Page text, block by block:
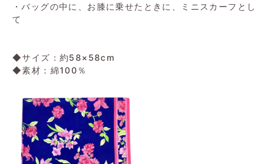
・バッグの中に、お膝に乗せたときに、ミニスカーフとし
て
◆サイズ：約58×58cm
◆素材：綿100％